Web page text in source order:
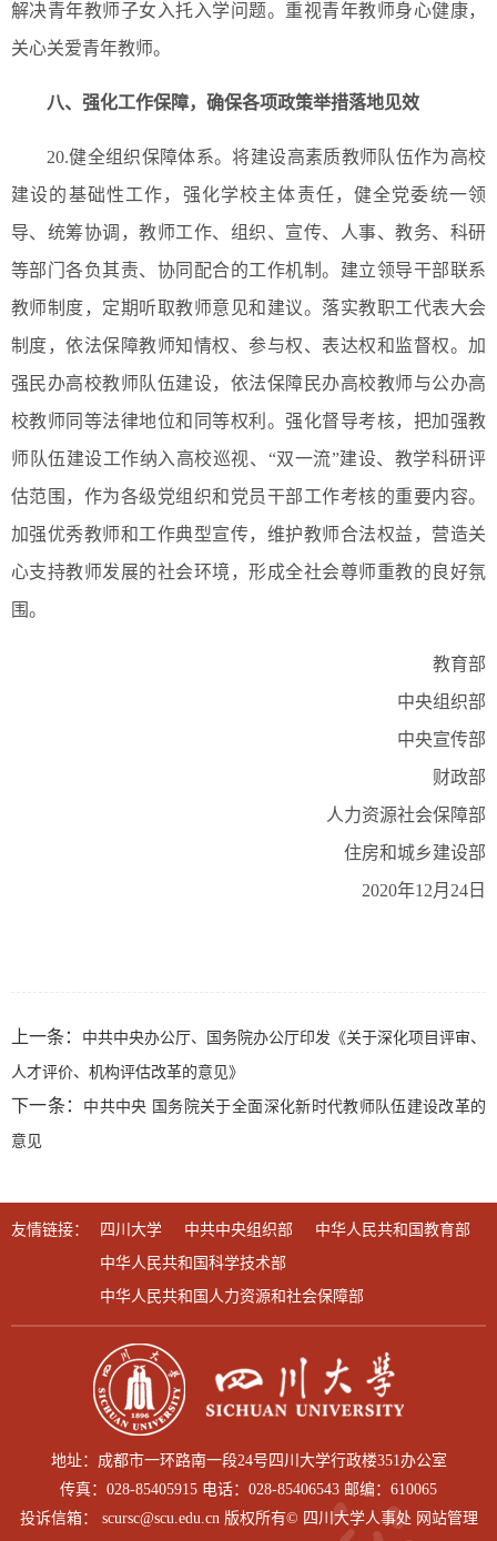
解决青年教师子女入托入学问题。重视青年教师身心健康，
关心关爱青年教师。
八、强化工作保障，确保各项政策举措落地见效
20.健全组织保障体系。将建设高素质教师队伍作为高校
建设的基础性工作，强化学校主体责任，健全党委统一领
导、统筹协调，教师工作、组织、宣传、人事、教务、科研
等部门各负其责、协同配合的工作机制。建立领导干部联系
教师制度，定期听取教师意见和建议。落实教职工代表大会
制度，依法保障教师知情权、参与权、表达权和监督权。加
强民办高校教师队伍建设，依法保障民办高校教师与公办高
校教师同等法律地位和同等权利。强化督导考核，把加强教
师队伍建设工作纳入高校巡视、“双一流”建设、教学科研评
估范围，作为各级党组织和党员干部工作考核的重要内容。
加强优秀教师和工作典型宣传，维护教师合法权益，营造关
心支持教师发展的社会环境，形成全社会尊师重教的良好氛
围。
教育部
中央组织部
中央宣传部
财政部
人力资源社会保障部
住房和城乡建设部
2020年12月24日
上一条： 中共中央办公厅、国务院办公厅印发《关于深化项目评审、
人才评价、机构评估改革的意见》
下一条： 中共中央 国务院关于全面深化新时代教师队伍建设改革的
意见
友情链接： 四川大学 中共中央组织部
中华人民共和国教育部
中华人民共和国科学技术部
中华人民共和国人力资源和社会保障部
地址：成都市一环路南一段24号四川大学行政楼351办公室
传真：028-85405915 电话：028-85406543 邮编：610065
投诉信箱： scursc@scu.edu.cn 版权所有© 四川大学人事处 网站管理